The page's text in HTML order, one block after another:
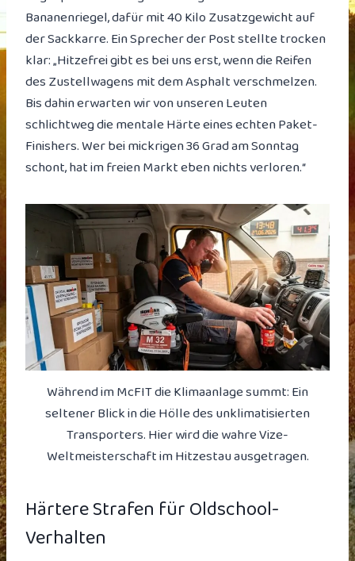
Bananenriegel, dafür mit 40 Kilo Zusatzgewicht auf
der Sackkarre. Ein Sprecher der Post stellte trocken
klar: „Hitzefrei gibt es bei uns erst, wenn die Reifen
des Zustellwagens mit dem Asphalt verschmelzen.
Bis dahin erwarten wir von unseren Leuten
schlichtweg die mentale Härte eines echten Paket-
Finishers. Wer bei mickrigen 36 Grad am Sonntag
schont, hat im freien Markt eben nichts verloren.“
Während im McFIT die Klimaanlage summt: Ein
seltener Blick in die Hölle des unklimatisierten
Transporters. Hier wird die wahre Vize-
Weltmeisterschaft im Hitzestau ausgetragen.
Härtere Strafen für Oldschool-
Verhalten